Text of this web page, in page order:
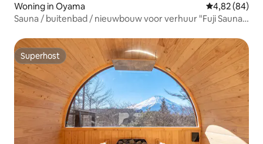
Woning in Oyama Gemiddelde
4,82 (84)
Sauna / buitenbad / nieuwbouw voor verhuur "Fuji Sauna
Superhost
Superhost